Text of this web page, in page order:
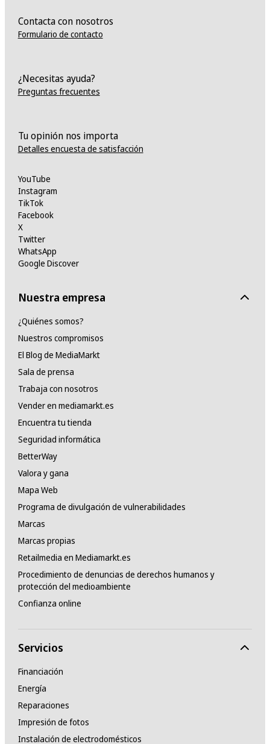
Contacta con nosotros
Formulario de contacto
¿Necesitas ayuda?
Preguntas frecuentes
Tu opinión nos importa
Detalles encuesta de satisfacción
YouTube
Instagram
TikTok
Facebook
X
Twitter
WhatsApp
Google Discover
Nuestra empresa
¿Quiénes somos?
Nuestros compromisos
El Blog de MediaMarkt
Sala de prensa
Trabaja con nosotros
Vender en mediamarkt.es
Encuentra tu tienda
Seguridad informática
BetterWay
Valora y gana
Mapa Web
Programa de divulgación de vulnerabilidades
Marcas
Marcas propias
Retailmedia en Mediamarkt.es
Procedimiento de denuncias de derechos humanos y
protección del medioambiente
Confianza online
Servicios
Financiación
Energía
Reparaciones
Impresión de fotos
Instalación de electrodomésticos